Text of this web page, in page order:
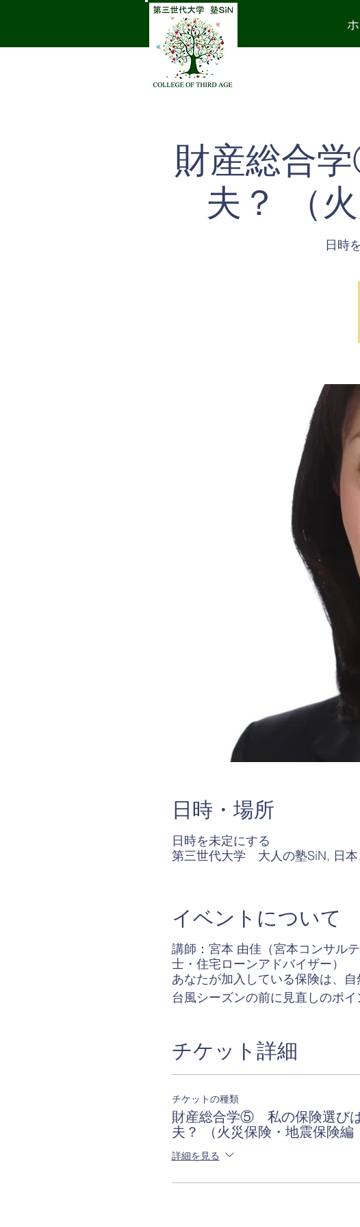
財産総合
夫？ （
日時
日時・場所
日時を未定にする
第三世代大学 大人の塾SiN, 日
イベントについて
講師：宮本 由佳（宮本コンサル
士・住宅ローンアドバイザー）
あなたが加入している保険は、
台風シーズンの前に見直しのポイ
チケット詳細
チケットの種類
財産総合学⑤ 私の保険選び
夫？ （火災保険・地震保険編
詳細を見る